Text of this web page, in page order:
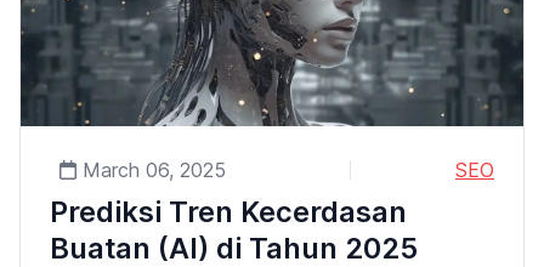
March 06, 2025 SEO
Prediksi Tren Kecerdasan
Buatan (AI) di Tahun 2025